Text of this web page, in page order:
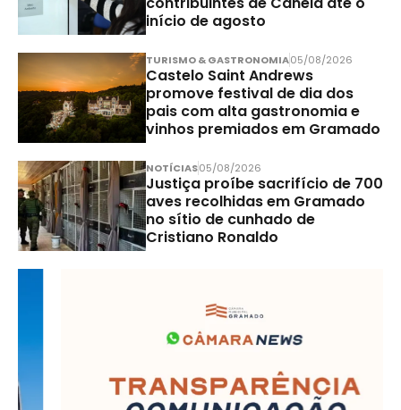
início de agosto
TURISMO & GASTRONOMIA05/08/2026
Castelo Saint Andrews
promove festival de dia dos
pais com alta gastronomia e
vinhos premiados em Gramado
NOTÍCIAS05/08/2026
Justiça proíbe sacrifício de 700
aves recolhidas em Gramado
no sítio de cunhado de
Cristiano Ronaldo